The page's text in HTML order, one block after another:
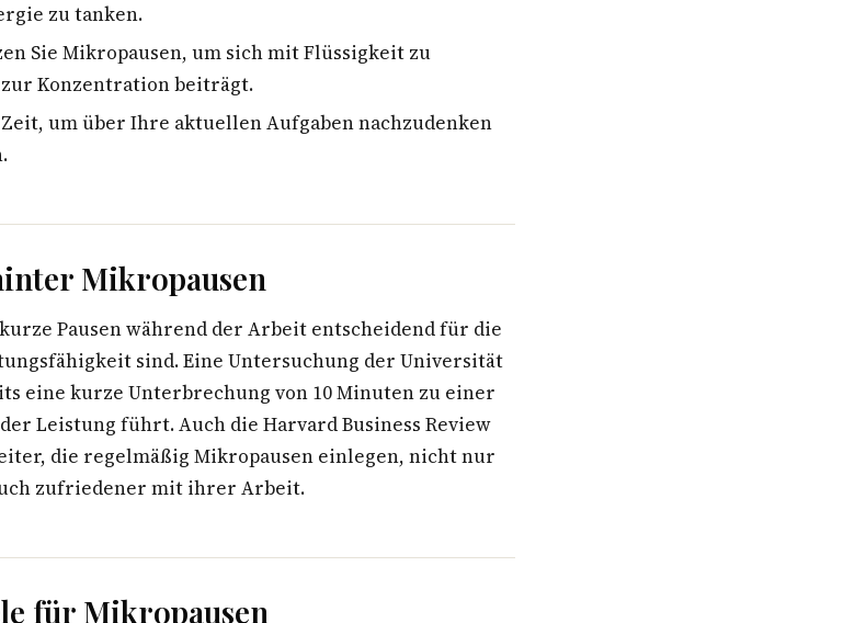
zu tanken.
Sie Mikropausen, um sich mit Flüssigkeit zu
Konzentration beiträgt.
um über Ihre aktuellen Aufgaben nachzudenken
Mikropausen
Pausen während der Arbeit entscheidend für die
sind. Eine Untersuchung der Universität
eine kurze Unterbrechung von 10 Minuten zu einer
Leistung führt. Auch die Harvard Business Review
die regelmäßig Mikropausen einlegen, nicht nur
zufriedener mit ihrer Arbeit.
für Mikropausen